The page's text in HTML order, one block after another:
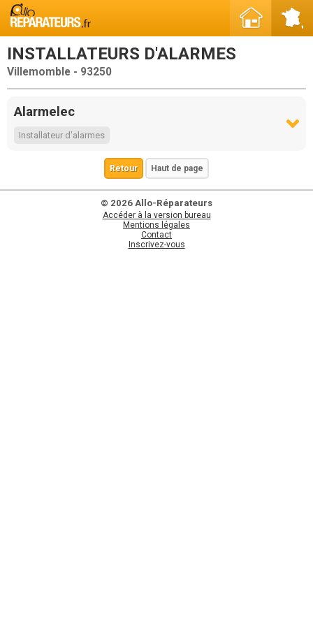
INSTALLATEURS D'ALARMES
Villemomble - 93250
Alarmelec
Installateur d'alarmes
Retour Haut de page
© 2026 Allo-Réparateurs
Accéder à la version bureau
Mentions légales
Contact
Inscrivez-vous